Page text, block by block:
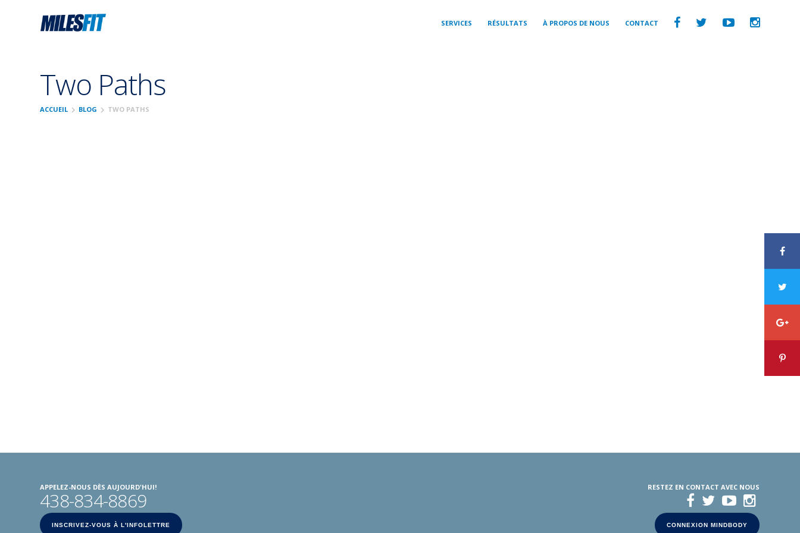
SERVICES RÉSULTATS À PROPOS DE NOUS CONTACT
Two Paths
ACCUEIL chevron_right BLOG chevron_right TWO PATHS
APPELEZ-NOUS DÈS AUJOURD'HUI!
438-834-8869
RESTEZ EN CONTACT AVEC NOUS
INSCRIVEZ-VOUS À L'INFOLETTRE CONNEXION MINDBODY